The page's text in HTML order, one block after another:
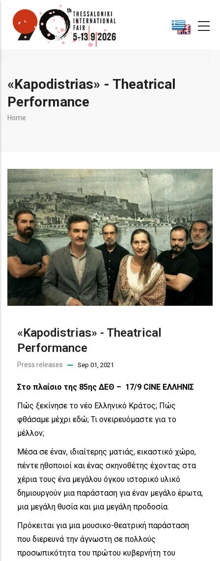
«Kapodistrias» - Theatrical
Performance
Breadcrumb
Home
«Kapodistrias» - Theatrical
Performance
Press releases Sep 01, 2021
Στο πλαίσιο της 85ης ΔΕΘ – 17/9 CINE ΕΛΛΗΝΙΣ
Πώς ξεκίνησε το νέο Ελληνικό Κράτος; Πώς
φθάσαμε μέχρι εδώ; Τι ονειρευόμαστε για το
μέλλον;
Μέσα σε έναν, ιδιαίτερης ματιάς, εικαστικό χώρο,
πέντε ηθοποιοί και ένας σκηνοθέτης έχοντας στα
χέρια τους ένα μεγάλου όγκου ιστορικό υλικό
δημιουργούν μια παράσταση για έναν μεγάλο έρωτα,
μια μεγάλη θυσία και μια μεγάλη προδοσία.
Πρόκειται για μια μουσικο-θεατρική παράσταση
που διερευνά την άγνωστη σε πολλούς
προσωπικότητα του πρώτου κυβερνήτη του